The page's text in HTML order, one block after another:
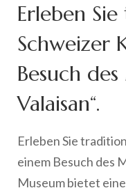
Erleben
Schweizer
Besuch
Valaisan“.
Erleben Sie
einem Besuch des
Museum bietet